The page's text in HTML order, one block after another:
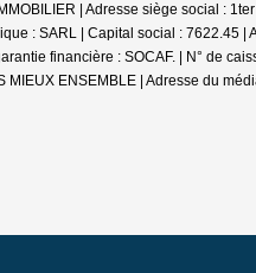
| Adresse siège social :
: SARL | Capital social : 7622.45 |
financière : SOCAF. | N° de
ENSEMBLE | Adresse du